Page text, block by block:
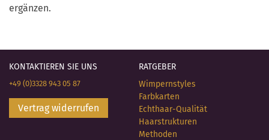
ergänzen.
KONTAKTIEREN SIE UNS
+49 (0)3328 943 05 87
Vertrag widerrufen
RATGEBER
Wimpernstyles
Farbkarten
Echthaar-Qualität
Haarstrukturen
Methoden